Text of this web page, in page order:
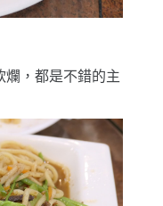
爛，都是不錯的主